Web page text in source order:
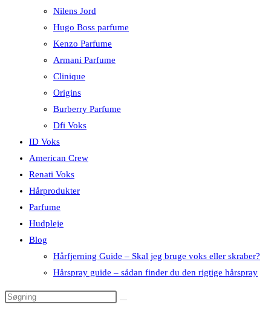
Nilens Jord
Hugo Boss parfume
Kenzo Parfume
Armani Parfume
Clinique
Origins
Burberry Parfume
Dfi Voks
ID Voks
American Crew
Renati Voks
Hårprodukter
Parfume
Hudpleje
Blog
Hårfjerning Guide – Skal jeg bruge voks eller skraber?
Hårspray guide – sådan finder du den rigtige hårspray